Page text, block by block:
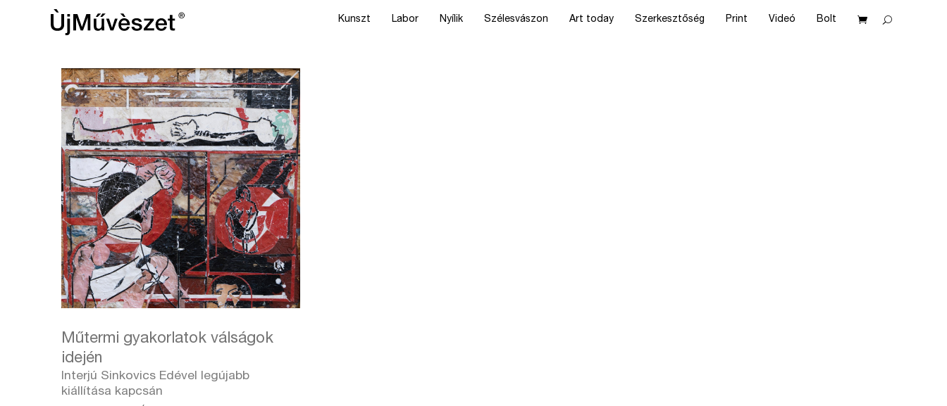
Kunszt Labor Nyílik Szélesvászon Art today Szerkesztőség Print Videó Bolt
Műtermi gyakorlatok válságok
idején
Interjú Sinkovics Edével legújabb
kiállítása kapcsán